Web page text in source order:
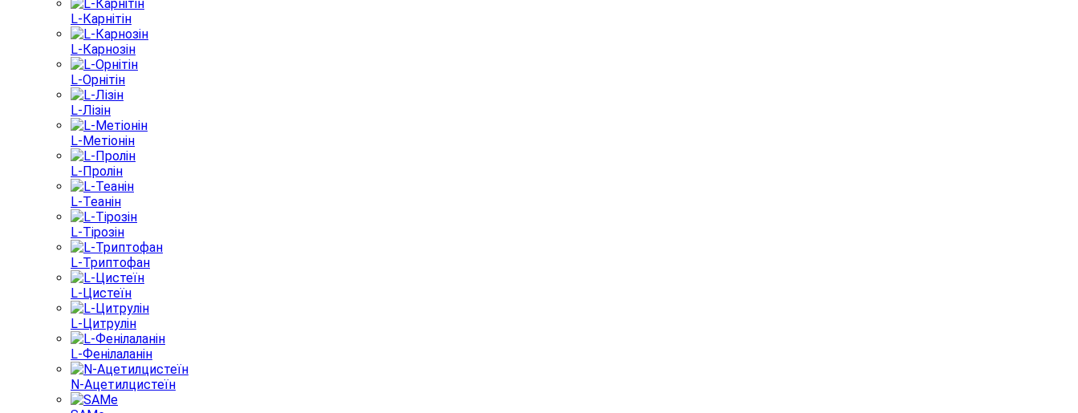
L-Карнітін
L-Карнозін
L-Орнітін
L-Лізін
L-Метіонін
L-Пролін
L-Теанін
L-Тірозін
L-Триптофан
L-Цистеїн
L-Цитрулін
L-Фенілаланін
N-Ацетилцистеїн